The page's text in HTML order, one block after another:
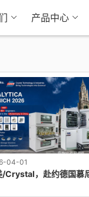
产品中心
04-01
/Crystal，赴约德国慕